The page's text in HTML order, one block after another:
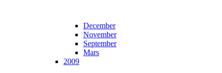
December
November
September
Mars
2009